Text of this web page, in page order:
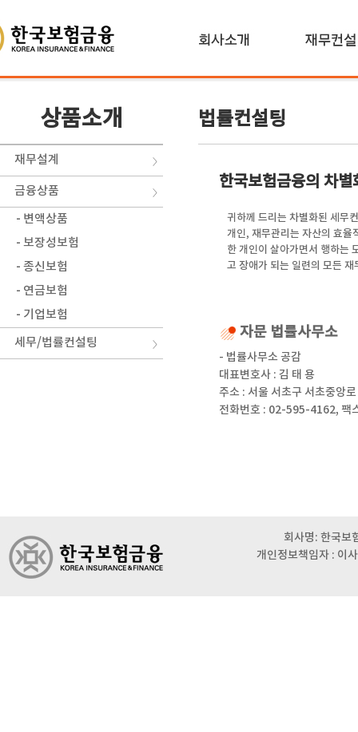
상품소개
재무설계
금융상품
- 변액상품
- 보장성보험
- 종신보험
- 연금보험
- 기업보험
세무/법률컨설팅
법률컨설팅
한국보험금융의 차
귀하께 드리는 차별화된 세무
개인, 재무관리는 자산의 효율
한 개인이 살아가면서 행하는
고 장애가 되는 일련의 모든
자문 법률사무소
- 법률사무소 공감
대표변호사 : 김 태 용
주소 : 서울 서초구 서초중앙
전화번호 : 02-595-4162, 팩
회사명: 한국보
개인정보책임자 :